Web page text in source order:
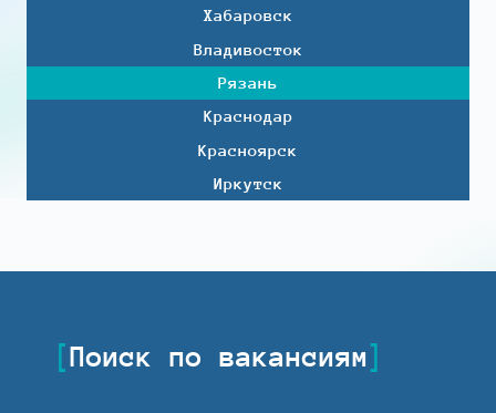
Хабаровск
Владивосток
Рязань
Краснодар
Красноярск
Иркутск
Поиск по вакансиям